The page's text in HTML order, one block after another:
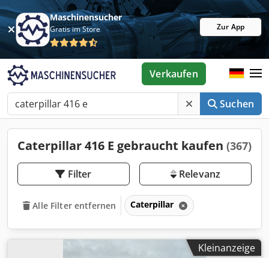
Maschinensucher
Gratis im Store Zur App
Suchen
Verkaufen
Caterpillar 416 E gebraucht kaufen (367)
Filter Relevanz
Alle Filter entfernen Caterpillar
Kleinanzeige